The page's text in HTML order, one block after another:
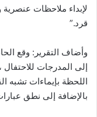
لإبداء ملاحظات عنصرية
قرد.”
وأضاف التقرير: وقع
إلى المدرجات
اللحظة بإيماءات تشبه
بالإضافة إلى نطق